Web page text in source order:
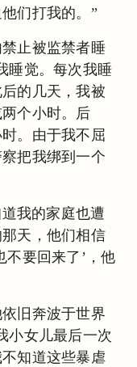
们打我的。”
止被监禁者睡
睡觉。每次我睡
的几天，我被
个小时。后
。由于我不屈
把我绑到一个
我的家庭也遭
天，他们相信
不要回来了’，他
旧奔波于世界
小女儿最后一次
知道这些暴虐